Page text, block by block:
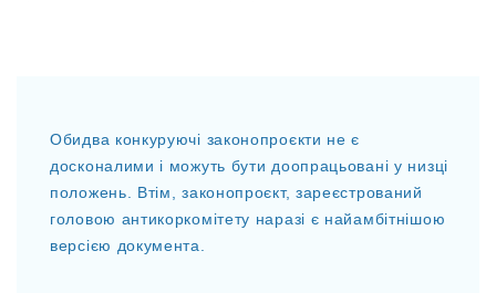
Обидва конкуруючі законопроєкти не є
досконалими і можуть бути доопрацьовані у низці
положень. Втім, законопроєкт, зареєстрований
головою антикоркомітету наразі є найамбітнішою
версією документа.